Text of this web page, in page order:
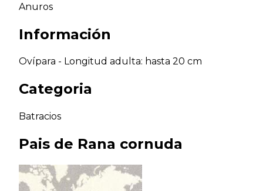
Anuros
Información
Ovípara - Longitud adulta: hasta 20 cm
Categoria
Batracios
Pais de Rana cornuda